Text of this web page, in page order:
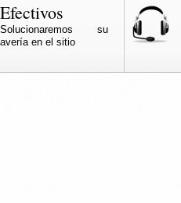
Efectivos
Solucionaremos su
avería en el sitio